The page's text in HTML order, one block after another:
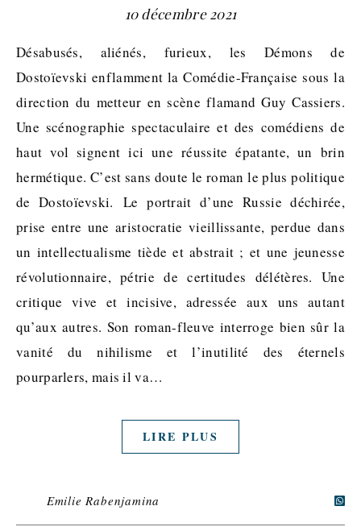
10 décembre 2021
Désabusés, aliénés, furieux, les Démons de
Dostoïevski enflamment la Comédie-Française sous la
direction du metteur en scène flamand Guy Cassiers.
Une scénographie spectaculaire et des comédiens de
haut vol signent ici une réussite épatante, un brin
hermétique. C’est sans doute le roman le plus politique
de Dostoïevski. Le portrait d’une Russie déchirée,
prise entre une aristocratie vieillissante, perdue dans
un intellectualisme tiède et abstrait ; et une jeunesse
révolutionnaire, pétrie de certitudes délétères. Une
critique vive et incisive, adressée aux uns autant
qu’aux autres. Son roman-fleuve interroge bien sûr la
vanité du nihilisme et l’inutilité des éternels
pourparlers, mais il va…
LIRE PLUS
Emilie Rabenjamina